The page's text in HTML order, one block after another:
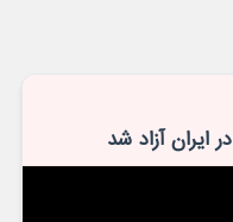
ایران آزاد شد